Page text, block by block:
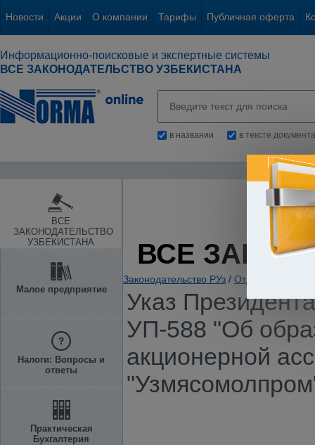
Новости Акции О компании Тарифы Публичная оферта
Информационно-поисковые и экспертные системы
ВСЕ ЗАКОНОДАТЕЛЬСТВО УЗБЕКИСТАНА
в названии в тексте документа
ВСЕ
ЗАКОНОДАТЕЛЬСТВО
УЗБЕКИСТАНА
Малое предприятие
Налоги: Вопросы и
ответы
Практическая
Бухгалтерия
ВСЕ
Законодательство РУз / Отдельные
Указ
УП-588 "Об
акционерной